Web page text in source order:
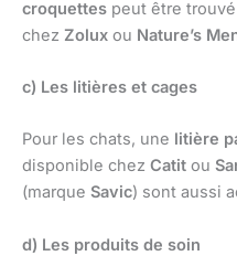
croquettes peut être
chez Zolux ou Nature’s
c) Les litières et cages
Pour les chats, une litière
disponible chez Catit ou
(marque Savic) sont aussi
d) Les produits de soin